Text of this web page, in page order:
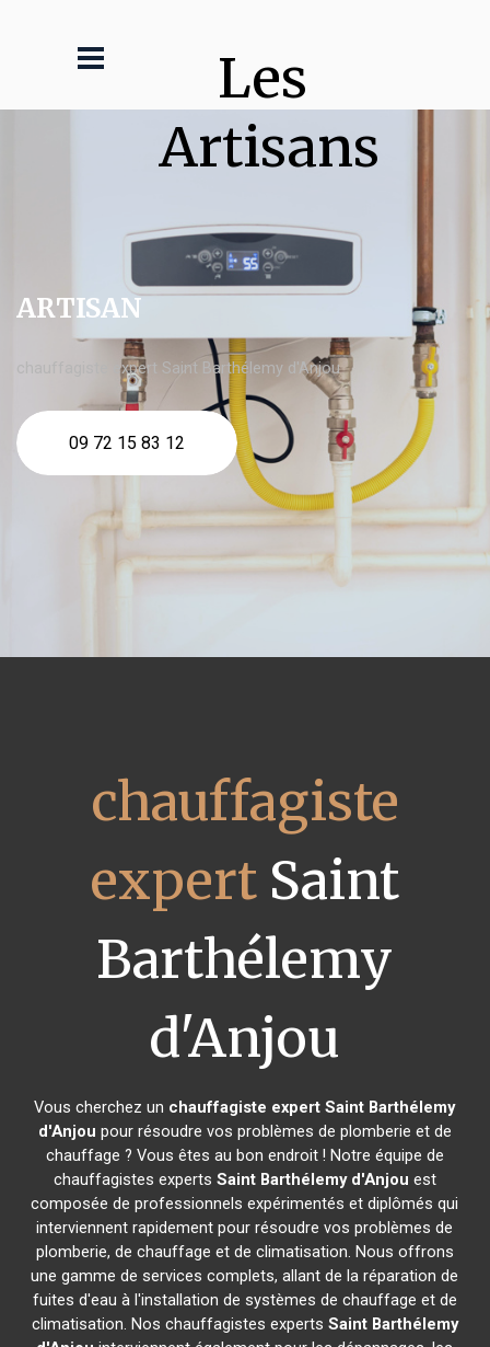
Les
Artisans
ARTISAN
chauffagiste expert Saint Barthélemy d'Anjou
09 72 15 83 12
chauffagiste
expertSaint
Barthélemy
d'Anjou
Vous cherchez un chauffagiste expert Saint Barthélemy
d'Anjou pour résoudre vos problèmes de plomberie et de
chauffage ? Vous êtes au bon endroit ! Notre équipe de
chauffagistes experts Saint Barthélemy d'Anjou est
composée de professionnels expérimentés et diplômés qui
interviennent rapidement pour résoudre vos problèmes de
plomberie, de chauffage et de climatisation. Nous offrons
une gamme de services complets, allant de la réparation de
fuites d'eau à l'installation de systèmes de chauffage et de
climatisation. Nos chauffagistes experts Saint Barthélemy